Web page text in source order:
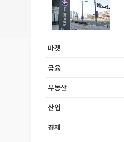
마켓
금융
부동산
산업
경제